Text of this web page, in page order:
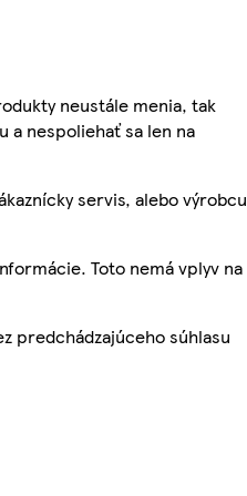
neustále menia, tak
a nespoliehať sa len na
servis, alebo výrobcu
Toto nemá vplyv na
predchádzajúceho súhlasu